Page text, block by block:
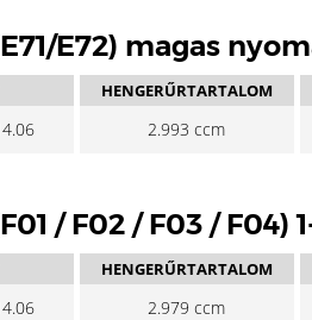
E72) magas
HENGERŰRTARTALOM
2.993 ccm
/ F02 / F03 / F04)
HENGERŰRTARTALOM
2.979 ccm